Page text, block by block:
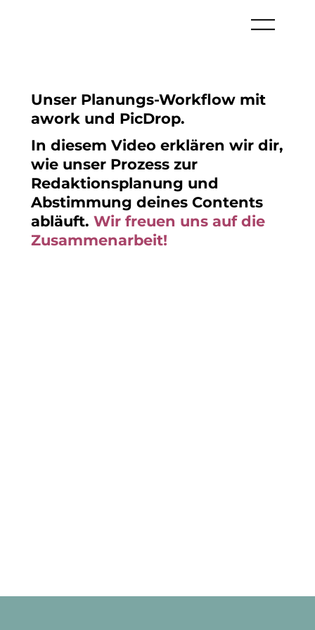
Unser Planungs-Workflow mit
awork und PicDrop.
In diesem Video erklären wir dir,
wie unser Prozess zur
Redaktionsplanung und
Abstimmung deines Contents
abläuft. Wir freuen uns auf die
Zusammenarbeit!